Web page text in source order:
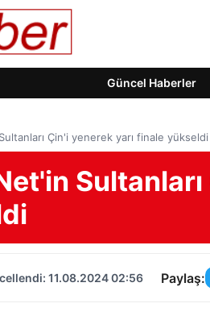
Güncel Haberler
Çin'i yenerek yarı finale yükseldi
11.08.2024 02:56 Paylaş: